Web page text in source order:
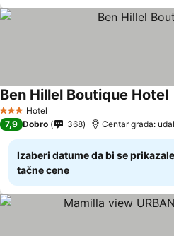
3 Zvezdice
Hotel
Ben Hillel Boutique Hotel
7,9 Dobro 368 Centar grada:
Izaberi datume da bi se prikazale
tačne cene